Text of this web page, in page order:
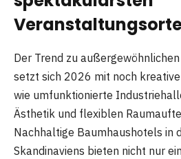
Der Trend zu
setzt sich 2026 mit noch
wie umfunktionierte
Ästhetik und flexiblen
Nachhaltige Baumhaushotels in
Skandinaviens bieten nicht nur